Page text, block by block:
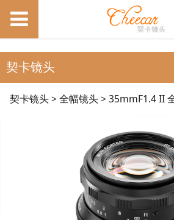
契卡镜头
35mmF1.4 II
契卡镜头>全幅镜头>35mmF1.4 II